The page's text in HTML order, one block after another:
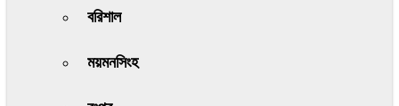
বরিশাল
ময়মনসিংহ